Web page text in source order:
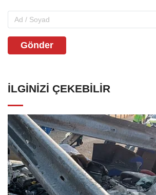
Gönder
İLGINIZI ÇEKEBILIR